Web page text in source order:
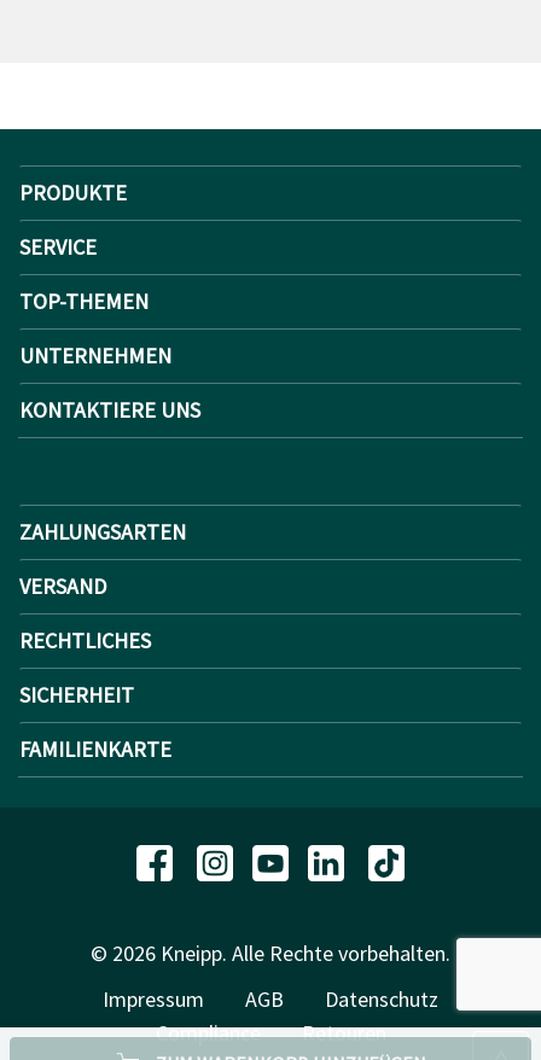
PRODUKTE
SERVICE
TOP-THEMEN
UNTERNEHMEN
KONTAKTIERE UNS
ZAHLUNGSARTEN
VERSAND
RECHTLICHES
SICHERHEIT
FAMILIENKARTE
© 2026 Kneipp. Alle Rechte vorbehalten.
Impressum
AGB
Datenschutz
Compliance
Retouren